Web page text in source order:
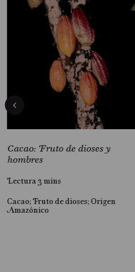
Cacao: Fruto de dioses y
hombres
Lectura 3 mins
Cacao; Fruto de dioses; Origen
Amazónico